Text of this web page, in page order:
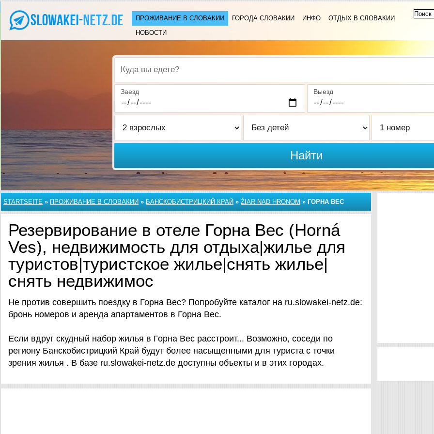
ПРОЖИВАНИЕ В СЛОВАКИИ ГОРОДА СЛОВАКИИ ИНФО
ОТДЫХ В СЛОВАКИИ
НОВОСТИ
Куда вы едете?
Заезд Выезд
Найти
STARTSEITE » ПРОЖИВАНИЕ В СЛОВАКИИ » БАНСКОБИСТРИЦКИЙ КРАЙ » ŽIAR NAD HRONOM » ГОРНА ВЕС
Резервирование в отеле Горна Вес (Horná
Ves), недвижимость для отдыха|жилье для
туристов|туристское жилье|снять жилье|
снять недвижимос
Не против совершить поездку в Горна Вес? Попробуйте каталог на ru.slowakei-netz.de:
бронь номеров и аренда апартаментов в Горна Вес.
Если вдруг скудный набор жилья в Горна Вес расстроит... Возможно, соседи по
региону Банскобистрицкий Край будут более насыщенными для туриста с точки
зрения жилья . В базе ru.slowakei-netz.de доступны объекты и в этих городах.